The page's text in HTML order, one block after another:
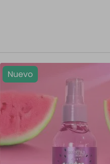
Nuevo